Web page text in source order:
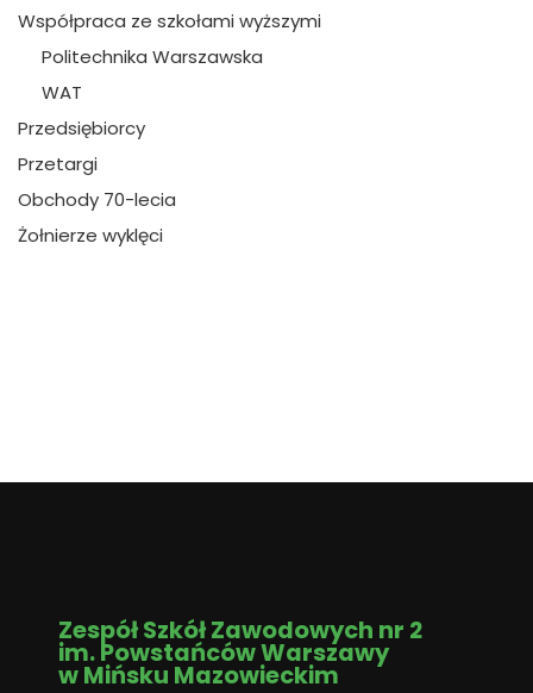
Współpraca ze szkołami wyższymi
Politechnika Warszawska
WAT
Przedsiębiorcy
Przetargi
Obchody 70-lecia
Żołnierze wyklęci
Zespół Szkół Zawodowych nr 2
im. Powstańców Warszawy
w Mińsku Mazowieckim